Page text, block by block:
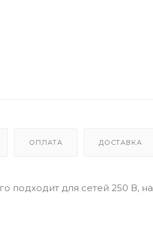
ОПЛАТА ДОСТАВКА
подходит для сетей 250 В, на